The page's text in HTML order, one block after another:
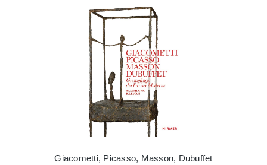
Giacometti, Picasso, Masson, Dubuffet